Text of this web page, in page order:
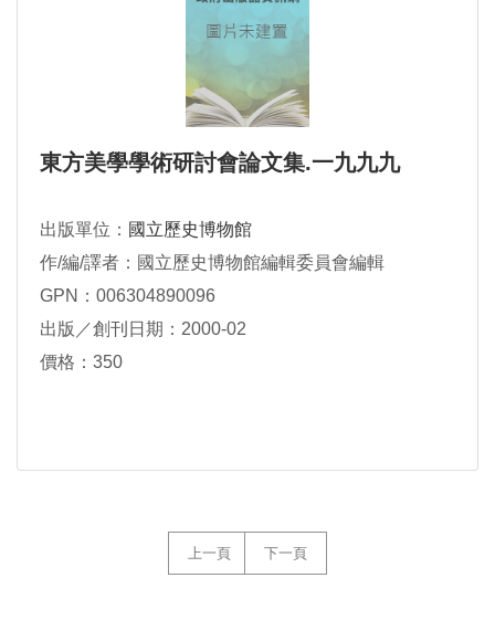
東方美學學術研討會論文集.一九九九
出版單位： 國立歷史博物館
作/編/譯者：國立歷史博物館編輯委員會編輯
GPN：006304890096
出版／創刊日期：2000-02
價格：350
上一頁 下一頁